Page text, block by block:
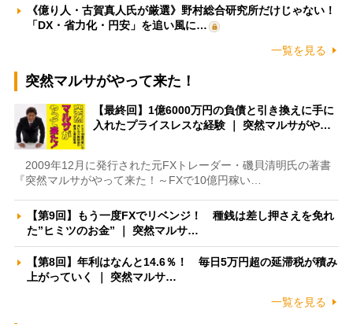
《億り人・古賀真人氏が厳選》野村総合研究所だけじゃない！
「DX・省力化・円安」を追い風に…
一覧を見る
突然マルサがやって来た！
【最終回】1億6000万円の負債と引き換えに手に
入れたプライスレスな経験 ｜ 突然マルサがや…
2009年12月に発行された元FXトレーダー・磯貝清明氏の著書
『突然マルサがやって来た！～FXで10億円稼い…
【第9回】もう一度FXでリベンジ！ 種銭は差し押さえを免れ
た”ヒミツのお金” ｜ 突然マルサ…
【第8回】年利はなんと14.6％！ 毎日5万円超の延滞税が積み
上がっていく ｜ 突然マルサ…
一覧を見る